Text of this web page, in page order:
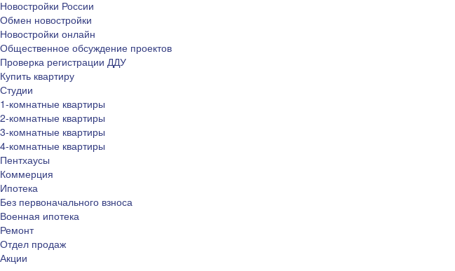
Новостройки России
Обмен новостройки
Новостройки онлайн
Общественное обсуждение проектов
Проверка регистрации ДДУ
Купить квартиру
Студии
1-комнатные квартиры
2-комнатные квартиры
3-комнатные квартиры
4-комнатные квартиры
Пентхаусы
Коммерция
Ипотека
Без первоначального взноса
Военная ипотека
Ремонт
Отдел продаж
Акции